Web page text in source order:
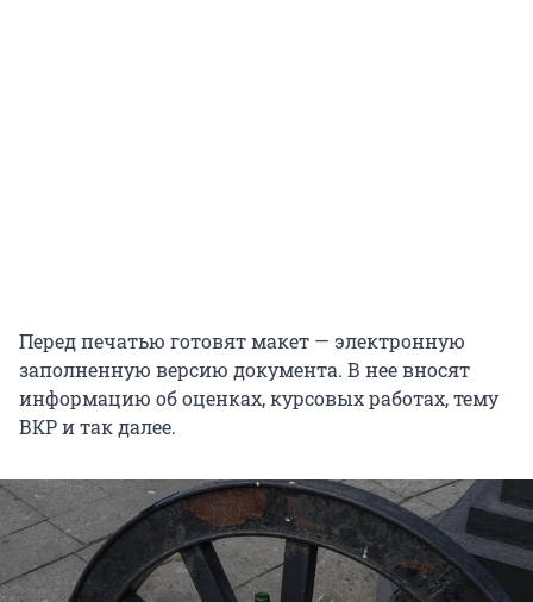
Перед печатью готовят макет — электронную
заполненную версию документа. В нее вносят
информацию об оценках, курсовых работах, тему
ВКР и так далее.